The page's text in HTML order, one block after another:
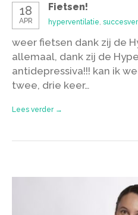
18
APR
Fietsen!
hyperventilatie,
weer fietsen dank zij de
allemaal, dank zij de
antidepressiva!!! kan ik
twee, drie keer…
Lees verder →